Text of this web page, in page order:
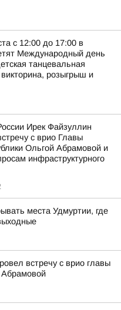
с 12:00 до 17:00 в
Международный день
танцевальная
викторина, розыгрыш и
Ирек Файзуллин
с врио Главы
Ольгой Абрамовой и
инфраструктурного
места Удмуртии, где
встречу с врио главы